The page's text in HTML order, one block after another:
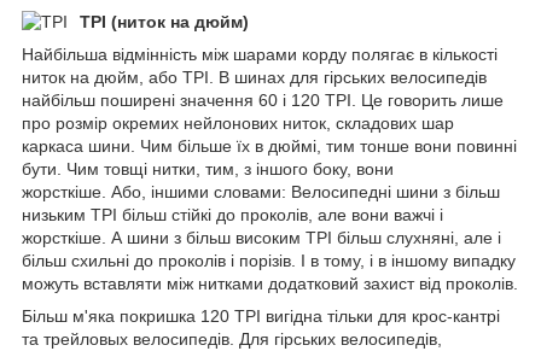
TPI (ниток на дюйм)
Найбільша відмінність між шарами корду полягає в кількості
ниток на дюйм, або TPI. В шинах для гірських велосипедів
найбільш поширені значення 60 і 120 TPI. Це говорить лише
про розмір окремих нейлонових ниток, складових шар
каркаса шини. Чим більше їх в дюймі, тим тонше вони повинні
бути. Чим товщі нитки, тим, з іншого боку, вони
жорсткіше. Або, іншими словами: Велосипедні шини з більш
низьким TPI більш стійкі до проколів, але вони важчі і
жорсткіше. А шини з більш високим TPI більш слухняні, але і
більш схильні до проколів і порізів. І в тому, і в іншому випадку
можуть вставляти між нитками додатковий захист від проколів.
Більш м'яка покришка 120 TPI вигідна тільки для крос-кантрі
та трейловых велосипедів. Для гірських велосипедів,